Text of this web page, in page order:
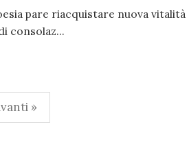
pare riacquistare nuova vitalità
consolaz...
»